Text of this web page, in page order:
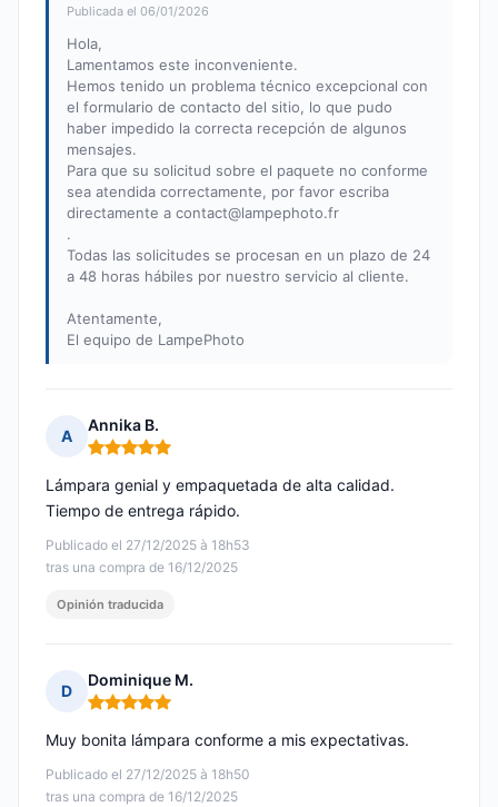
Publicada el 06/01/2026
Hola,
Lamentamos este inconveniente.
Hemos tenido un problema técnico excepcional con
el formulario de contacto del sitio, lo que pudo
haber impedido la correcta recepción de algunos
mensajes.
Para que su solicitud sobre el paquete no conforme
sea atendida correctamente, por favor escriba
directamente a contact@lampephoto.fr
.
Todas las solicitudes se procesan en un plazo de 24
a 48 horas hábiles por nuestro servicio al cliente.
Atentamente,
El equipo de LampePhoto
A
Annika B.
Nota: 5 de 5
Publicado el 27/12/2025 à 18h53
tras una compra de 16/12/2025
Lámpara genial y empaquetada de alta calidad.
Tiempo de entrega rápido.
Opinión traducida
D
Dominique M.
Nota: 5 de 5
Publicado el 27/12/2025 à 18h50
tras una compra de 16/12/2025
Muy bonita lámpara conforme a mis expectativas.